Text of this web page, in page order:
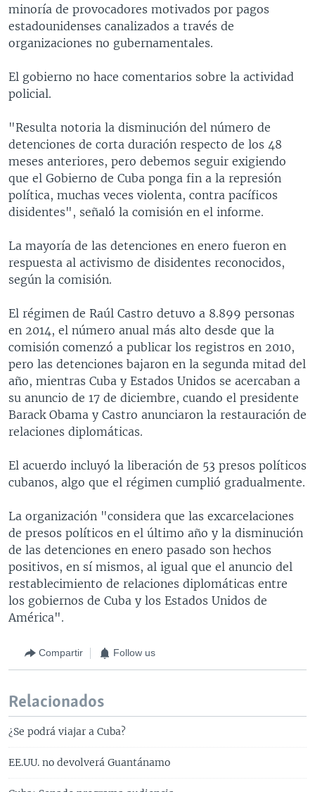
minoría de provocadores motivados por pagos
estadounidenses canalizados a través de
organizaciones no gubernamentales.
El gobierno no hace comentarios sobre la actividad
policial.
"Resulta notoria la disminución del número de
detenciones de corta duración respecto de los 48
meses anteriores, pero debemos seguir exigiendo
que el Gobierno de Cuba ponga fin a la represión
política, muchas veces violenta, contra pacíficos
disidentes", señaló la comisión en el informe.
La mayoría de las detenciones en enero fueron en
respuesta al activismo de disidentes reconocidos,
según la comisión.
El régimen de Raúl Castro detuvo a 8.899 personas
en 2014, el número anual más alto desde que la
comisión comenzó a publicar los registros en 2010,
pero las detenciones bajaron en la segunda mitad del
año, mientras Cuba y Estados Unidos se acercaban a
su anuncio de 17 de diciembre, cuando el presidente
Barack Obama y Castro anunciaron la restauración de
relaciones diplomáticas.
El acuerdo incluyó la liberación de 53 presos políticos
cubanos, algo que el régimen cumplió gradualmente.
La organización "considera que las excarcelaciones
de presos políticos en el último año y la disminución
de las detenciones en enero pasado son hechos
positivos, en sí mismos, al igual que el anuncio del
restablecimiento de relaciones diplomáticas entre
los gobiernos de Cuba y los Estados Unidos de
América".
Compartir Follow us
Relacionados
¿Se podrá viajar a Cuba?
EE.UU. no devolverá Guantánamo